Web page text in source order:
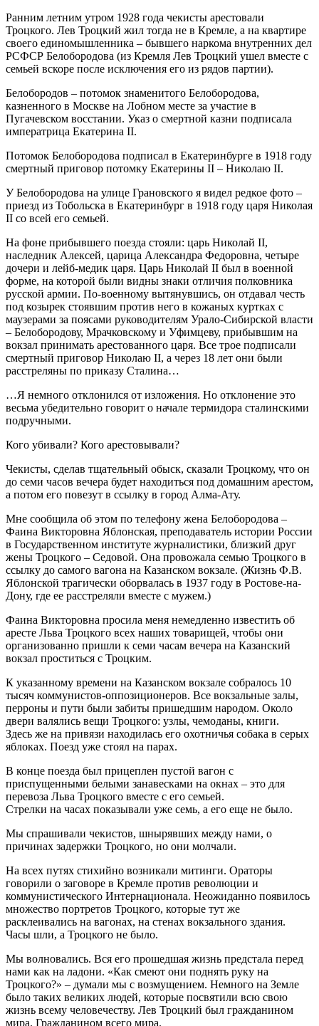
Ранним летним утром 1928 года чекисты арестовали
Троцкого. Лев Троцкий жил тогда не в Кремле, а на квартире
своего единомышленника – бывшего наркома внутренних дел
РСФСР Белобородова (из Кремля Лев Троцкий ушел вместе с
семьей вскоре после исключения его из рядов партии).
Белобородов – потомок знаменитого Белобородова,
казненного в Москве на Лобном месте за участие в
Пугачевском восстании. Указ о смертной казни подписала
императрица Екатерина II.
Потомок Белобородова подписал в Екатеринбурге в 1918 году
смертный приговор потомку Екатерины II – Николаю II.
У Белобородова на улице Грановского я видел редкое фото –
приезд из Тобольска в Екатеринбург в 1918 году царя Николая
II со всей его семьей.
На фоне прибывшего поезда стояли: царь Николай II,
наследник Алексей, царица Александра Федоровна, четыре
дочери и лейб-медик царя. Царь Николай II был в военной
форме, на которой были видны знаки отличия полковника
русской армии. По-военному вытянувшись, он отдавал честь
под козырек стоявшим против него в кожаных куртках с
маузерами за поясами руководителям Урало-Сибирской власти
– Белобородову, Мрачковскому и Уфимцеву, прибывшим на
вокзал принимать арестованного царя. Все трое подписали
смертный приговор Николаю II, а через 18 лет они были
расстреляны по приказу Сталина…
…Я немного отклонился от изложения. Но отклонение это
весьма убедительно говорит о начале термидора сталинскими
подручными.
Кого убивали? Кого арестовывали?
Чекисты, сделав тщательный обыск, сказали Троцкому, что он
до семи часов вечера будет находиться под домашним арестом,
а потом его повезут в ссылку в город Алма-Ату.
Мне сообщила об этом по телефону жена Белобородова –
Фаина Викторовна Яблонская, преподаватель истории России
в Государственном институте журналистики, близкий друг
жены Троцкого – Седовой. Она провожала семью Троцкого в
ссылку до самого вагона на Казанском вокзале. (Жизнь Ф.В.
Яблонской трагически оборвалась в 1937 году в Ростове-на-
Дону, где ее расстреляли вместе с мужем.)
Фаина Викторовна просила меня немедленно известить об
аресте Льва Троцкого всех наших товарищей, чтобы они
организованно пришли к семи часам вечера на Казанский
вокзал проститься с Троцким.
К указанному времени на Казанском вокзале собралось 10
тысяч коммунистов-оппозиционеров. Все вокзальные залы,
перроны и пути были забиты пришедшим народом. Около
двери валялись вещи Троцкого: узлы, чемоданы, книги.
Здесь же на привязи находилась его охотничья собака в серых
яблоках. Поезд уже стоял на парах.
В конце поезда был прицеплен пустой вагон с
приспущенными белыми занавесками на окнах – это для
перевоза Льва Троцкого вместе с его семьей.
Стрелки на часах показывали уже семь, а его еще не было.
Мы спрашивали чекистов, шнырявших между нами, о
причинах задержки Троцкого, но они молчали.
На всех путях стихийно возникали митинги. Ораторы
говорили о заговоре в Кремле против революции и
коммунистического Интернационала. Неожиданно появилось
множество портретов Троцкого, которые тут же
расклеивались на вагонах, на стенах вокзального здания.
Часы шли, а Троцкого не было.
Мы волновались. Вся его прошедшая жизнь предстала перед
нами как на ладони. «Как смеют они поднять руку на
Троцкого?» – думали мы с возмущением. Немного на Земле
было таких великих людей, которые посвятили всю свою
жизнь всему человечеству. Лев Троцкий был гражданином
мира. Гражданином всего мира.